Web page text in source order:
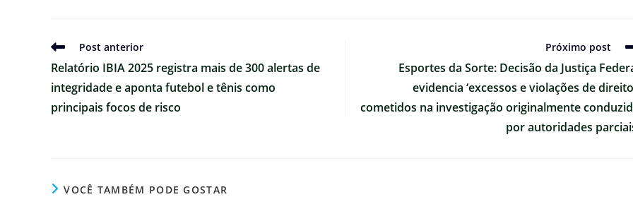
Ler
mais
artigos
Post anterior
Relatório IBIA 2025 registra mais de 300 alertas de
integridade e aponta futebol e tênis como
principais focos de risco
Próximo post
Esportes da Sorte: Decisão da Justiça
evidencia ‘excessos e violações de
cometidos na investigação originalmente
por autoridades
VOCÊ TAMBÉM PODE GOSTAR